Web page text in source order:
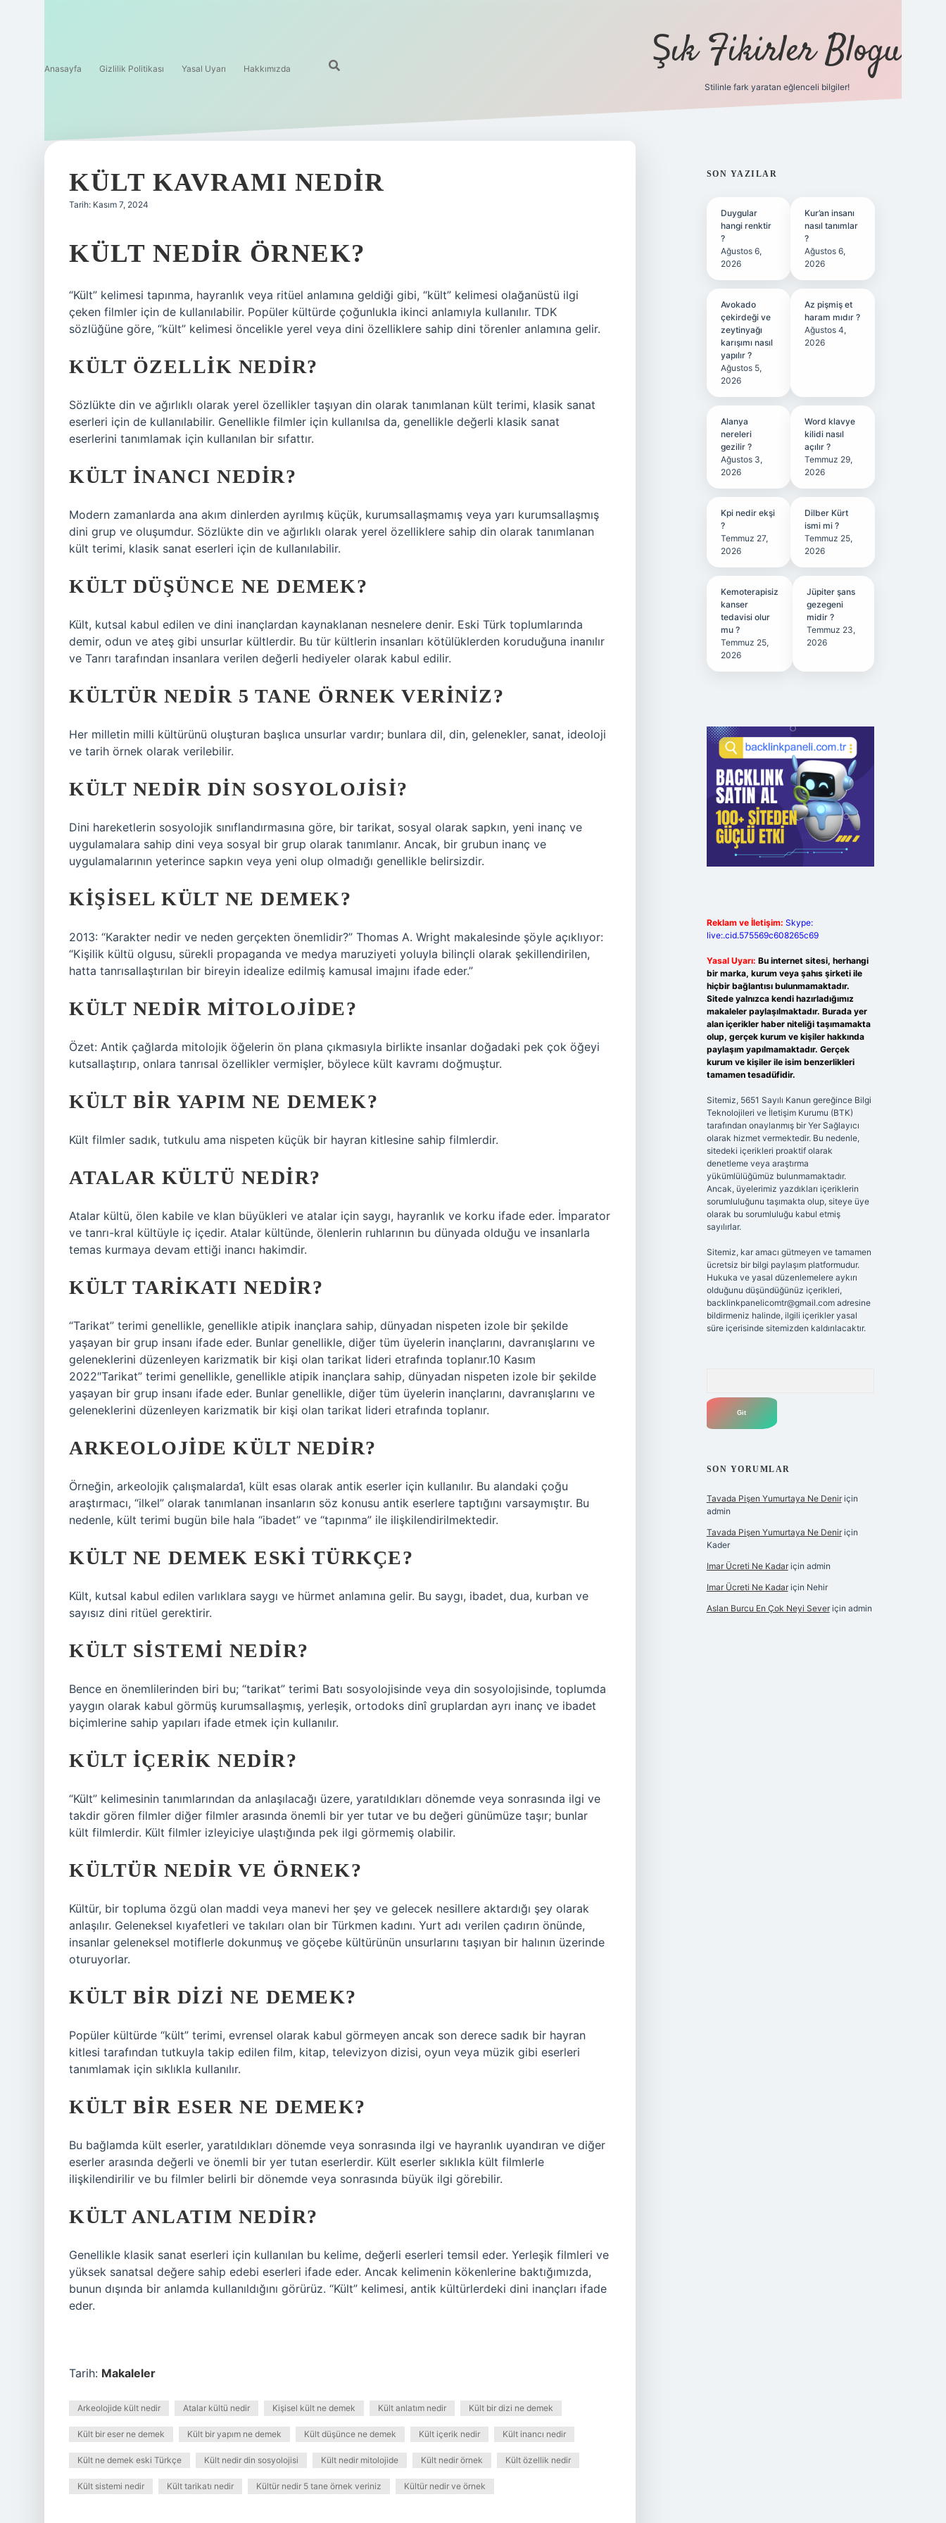
Anasayfa Gizlilik Politikası Yasal Uyarı Hakkımızda Şık Fikirler Blogu
Stilinle fark yaratan eğlenceli bilgiler!
KÜLT KAVRAMI NEDIR
Tarih: Kasım 7, 2024
KÜLT NEDIR ÖRNEK?
“Kült” kelimesi tapınma, hayranlık veya ritüel anlamına geldiği gibi, “kült” kelimesi olağanüstü ilgi
çeken filmler için de kullanılabilir. Popüler kültürde çoğunlukla ikinci anlamıyla kullanılır. TDK
sözlüğüne göre, “kült” kelimesi öncelikle yerel veya dini özelliklere sahip dini törenler anlamına gelir.
KÜLT ÖZELLIK NEDIR?
Sözlükte din ve ağırlıklı olarak yerel özellikler taşıyan din olarak tanımlanan kült terimi, klasik sanat
eserleri için de kullanılabilir. Genellikle filmler için kullanılsa da, genellikle değerli klasik sanat
eserlerini tanımlamak için kullanılan bir sıfattır.
KÜLT INANCI NEDIR?
Modern zamanlarda ana akım dinlerden ayrılmış küçük, kurumsallaşmamış veya yarı kurumsallaşmış
dini grup ve oluşumdur. Sözlükte din ve ağırlıklı olarak yerel özelliklere sahip din olarak tanımlanan
kült terimi, klasik sanat eserleri için de kullanılabilir.
KÜLT DÜŞÜNCE NE DEMEK?
Kült, kutsal kabul edilen ve dini inançlardan kaynaklanan nesnelere denir. Eski Türk toplumlarında
demir, odun ve ateş gibi unsurlar kültlerdir. Bu tür kültlerin insanları kötülüklerden koruduğuna inanılır
ve Tanrı tarafından insanlara verilen değerli hediyeler olarak kabul edilir.
KÜLTÜR NEDIR 5 TANE ÖRNEK VERINIZ?
Her milletin milli kültürünü oluşturan başlıca unsurlar vardır; bunlara dil, din, gelenekler, sanat, ideoloji
ve tarih örnek olarak verilebilir.
KÜLT NEDIR DIN SOSYOLOJISI?
Dini hareketlerin sosyolojik sınıflandırmasına göre, bir tarikat, sosyal olarak sapkın, yeni inanç ve
uygulamalara sahip dini veya sosyal bir grup olarak tanımlanır. Ancak, bir grubun inanç ve
uygulamalarının yeterince sapkın veya yeni olup olmadığı genellikle belirsizdir.
KIŞISEL KÜLT NE DEMEK?
2013: “Karakter nedir ve neden gerçekten önemlidir?” Thomas A. Wright makalesinde şöyle açıklıyor:
“Kişilik kültü olgusu, sürekli propaganda ve medya maruziyeti yoluyla bilinçli olarak şekillendirilen,
hatta tanrısallaştırılan bir bireyin idealize edilmiş kamusal imajını ifade eder.”
KÜLT NEDIR MITOLOJIDE?
Özet: Antik çağlarda mitolojik öğelerin ön plana çıkmasıyla birlikte insanlar doğadaki pek çok öğeyi
kutsallaştırıp, onlara tanrısal özellikler vermişler, böylece kült kavramı doğmuştur.
KÜLT BIR YAPIM NE DEMEK?
Kült filmler sadık, tutkulu ama nispeten küçük bir hayran kitlesine sahip filmlerdir.
ATALAR KÜLTÜ NEDIR?
Atalar kültü, ölen kabile ve klan büyükleri ve atalar için saygı, hayranlık ve korku ifade eder. İmparator
ve tanrı-kral kültüyle iç içedir. Atalar kültünde, ölenlerin ruhlarının bu dünyada olduğu ve insanlarla
temas kurmaya devam ettiği inancı hakimdir.
KÜLT TARIKATI NEDIR?
“Tarikat” terimi genellikle, genellikle atipik inançlara sahip, dünyadan nispeten izole bir şekilde
yaşayan bir grup insanı ifade eder. Bunlar genellikle, diğer tüm üyelerin inançlarını, davranışlarını ve
geleneklerini düzenleyen karizmatik bir kişi olan tarikat lideri etrafında toplanır.10 Kasım
2022″Tarikat” terimi genellikle, genellikle atipik inançlara sahip, dünyadan nispeten izole bir şekilde
yaşayan bir grup insanı ifade eder. Bunlar genellikle, diğer tüm üyelerin inançlarını, davranışlarını ve
geleneklerini düzenleyen karizmatik bir kişi olan tarikat lideri etrafında toplanır.
ARKEOLOJIDE KÜLT NEDIR?
Örneğin, arkeolojik çalışmalarda1, kült esas olarak antik eserler için kullanılır. Bu alandaki çoğu
araştırmacı, “ilkel” olarak tanımlanan insanların söz konusu antik eserlere taptığını varsaymıştır. Bu
nedenle, kült terimi bugün bile hala “ibadet” ve “tapınma” ile ilişkilendirilmektedir.
KÜLT NE DEMEK ESKI TÜRKÇE?
Kült, kutsal kabul edilen varlıklara saygı ve hürmet anlamına gelir. Bu saygı, ibadet, dua, kurban ve
sayısız dini ritüel gerektirir.
KÜLT SISTEMI NEDIR?
Bence en önemlilerinden biri bu; “tarikat” terimi Batı sosyolojisinde veya din sosyolojisinde, toplumda
yaygın olarak kabul görmüş kurumsallaşmış, yerleşik, ortodoks dinî gruplardan ayrı inanç ve ibadet
biçimlerine sahip yapıları ifade etmek için kullanılır.
KÜLT IÇERIK NEDIR?
“Kült” kelimesinin tanımlarından da anlaşılacağı üzere, yaratıldıkları dönemde veya sonrasında ilgi ve
takdir gören filmler diğer filmler arasında önemli bir yer tutar ve bu değeri günümüze taşır; bunlar
kült filmlerdir. Kült filmler izleyiciye ulaştığında pek ilgi görmemiş olabilir.
KÜLTÜR NEDIR VE ÖRNEK?
Kültür, bir topluma özgü olan maddi veya manevi her şey ve gelecek nesillere aktardığı şey olarak
anlaşılır. Geleneksel kıyafetleri ve takıları olan bir Türkmen kadını. Yurt adı verilen çadırın önünde,
insanlar geleneksel motiflerle dokunmuş ve göçebe kültürünün unsurlarını taşıyan bir halının üzerinde
oturuyorlar.
KÜLT BIR DIZI NE DEMEK?
Popüler kültürde “kült” terimi, evrensel olarak kabul görmeyen ancak son derece sadık bir hayran
kitlesi tarafından tutkuyla takip edilen film, kitap, televizyon dizisi, oyun veya müzik gibi eserleri
tanımlamak için sıklıkla kullanılır.
KÜLT BIR ESER NE DEMEK?
Bu bağlamda kült eserler, yaratıldıkları dönemde veya sonrasında ilgi ve hayranlık uyandıran ve diğer
eserler arasında değerli ve önemli bir yer tutan eserlerdir. Kült eserler sıklıkla kült filmlerle
ilişkilendirilir ve bu filmler belirli bir dönemde veya sonrasında büyük ilgi görebilir.
KÜLT ANLATIM NEDIR?
Genellikle klasik sanat eserleri için kullanılan bu kelime, değerli eserleri temsil eder. Yerleşik filmleri ve
yüksek sanatsal değere sahip edebi eserleri ifade eder. Ancak kelimenin kökenlerine baktığımızda,
bunun dışında bir anlamda kullanıldığını görürüz. “Kült” kelimesi, antik kültürlerdeki dini inançları ifade
eder.
Tarih: Makaleler
Arkeolojide kült nedir Atalar kültü nedir Kişisel kült ne demek Kült anlatım nedir Kült bir dizi ne demek
Kült bir eser ne demek Kült bir yapım ne demek Kült düşünce ne demek Kült içerik nedir Kült inancı nedir
Kült ne demek eski Türkçe Kült nedir din sosyolojisi Kült nedir mitolojide Kült nedir örnek Kült özellik nedir
Kült sistemi nedir Kült tarikatı nedir Kültür nedir 5 tane örnek veriniz Kültür nedir ve örnek
SIDEBAR
SON YAZILAR
Duygular
hangi renktir
?
Ağustos 6,
2026
Kur’an insanı
nasıl tanımlar
?
Ağustos 6,
2026
Avokado
çekirdeği ve
zeytinyağı
karışımı nasıl
yapılır ?
Ağustos 5,
2026
Az pişmiş et
haram mıdır ?
Ağustos 4,
2026
Alanya
nereleri
gezilir ?
Ağustos 3,
2026
Word klavye
kilidi nasıl
açılır ?
Temmuz 29,
2026
Kpi nedir ekşi
?
Temmuz 27,
2026
Dilber Kürt
ismi mi ?
Temmuz 25,
2026
Kemoterapisiz
kanser
tedavisi olur
mu ?
Temmuz 25,
2026
Jüpiter şans
gezegeni
midir ?
Temmuz 23,
2026
Reklam ve İletişim: Skype:
live:.cid.575569c608265c69
Yasal Uyarı: Bu internet sitesi, herhangi
bir marka, kurum veya şahıs şirketi ile
hiçbir bağlantısı bulunmamaktadır.
Sitede yalnızca kendi hazırladığımız
makaleler paylaşılmaktadır. Burada yer
alan içerikler haber niteliği taşımamakta
olup, gerçek kurum ve kişiler hakkında
paylaşım yapılmamaktadır. Gerçek
kurum ve kişiler ile isim benzerlikleri
tamamen tesadüfidir.
Sitemiz, 5651 Sayılı Kanun gereğince Bilgi
Teknolojileri ve İletişim Kurumu (BTK)
tarafından onaylanmış bir Yer Sağlayıcı
olarak hizmet vermektedir. Bu nedenle,
sitedeki içerikleri proaktif olarak
denetleme veya araştırma
yükümlülüğümüz bulunmamaktadır.
Ancak, üyelerimiz yazdıkları içeriklerin
sorumluluğunu taşımakta olup, siteye üye
olarak bu sorumluluğu kabul etmiş
sayılırlar.
Sitemiz, kar amacı gütmeyen ve tamamen
ücretsiz bir bilgi paylaşım platformudur.
Hukuka ve yasal düzenlemelere aykırı
olduğunu düşündüğünüz içerikleri,
backlinkpanelicomtr@gmail.comadresine
bildirmeniz halinde, ilgili içerikler yasal
süre içerisinde sitemizden kaldırılacaktır.
SON YORUMLAR
Tavada Pişen Yumurtaya Ne Deniriçin
admin
Tavada Pişen Yumurtaya Ne Deniriçin
Kader
Imar Ücreti Ne Kadariçin admin
Imar Ücreti Ne Kadariçin Nehir
Aslan Burcu En Çok Neyi Severiçin admin